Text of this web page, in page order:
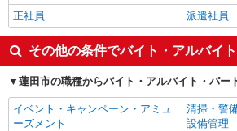
正社員
派遣社員
その他の条件でバイト・アルバイ
蓮田市の職種からバイト・アルバイト・パー
イベント・キャンペーン・アミュ
ーズメント
清掃・警
設備管理